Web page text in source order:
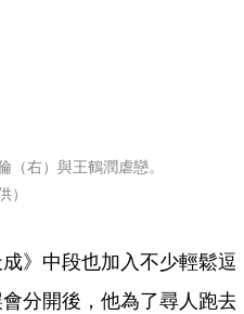
（右）與王鶴潤虐戀。
）
》中段也加入不少輕鬆逗
分開後，他為了尋人跑去